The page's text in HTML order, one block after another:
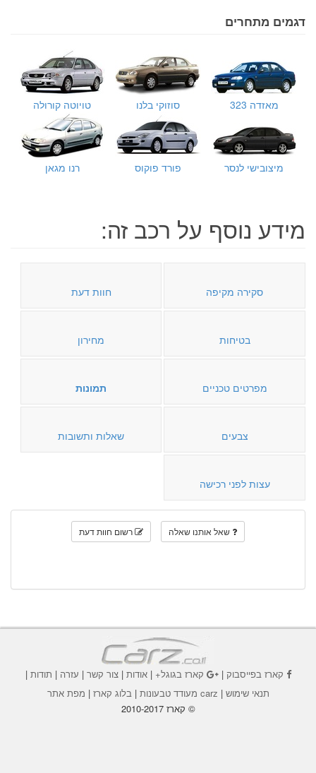
דגמים מתחרים
מאזדה 323 סוזוקי בלנו טויוטה קורולה
מיצובישי לנסר פורד פוקוס רנו מגאן
מידע נוסף על רכב זה:
סקירה מקיפה חוות דעת
בטיחות מחירון
מפרטים טכניים תמונות
צבעים שאלות ותשובות
עצות לפני רכישה
שאל אותנו שאלה רשום חוות דעת
קארז בפייסבוק| קארז בגוגל+|אודות |צור קשר | עזרה | תודות |
תנאי שימוש | carz מעודד טבעונות |בלוג קארז | מפת אתר
© קארז 2010-2017